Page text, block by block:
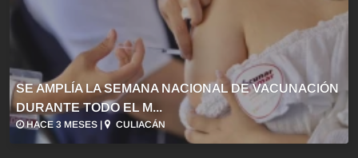
SE AMPLÍA LA SEMANA NACIONAL DE VACUNACIÓN
DURANTE TODO EL M...
HACE 3 MESES | CULIACÁN